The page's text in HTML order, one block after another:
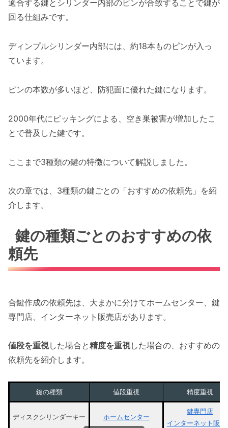
適合する鍵とシリンダー内部のピンが合致することで鍵が
回る仕組みです。
ディンプルシリンダー内部には、約18本ものピンが入っ
ています。
ピンの本数が多いほど、防犯面に優れた鍵になります。
2000年代にピッキングによる、空き巣被害が増加したこ
とで普及した鍵です。
ここまで3種類の鍵の特徴について解説しました。
次の章では、3種類の鍵ごとの「おすすめの依頼先」を紹
介します。
鍵の種類ごとのおすすめの依
頼先
合鍵作成の依頼先は、大まかに分けてホームセンター、鍵
専門店、インターネット販売店があります。
値段を重視した場合と精度を重視した場合の、おすすめの
依頼先を紹介します。
鍵の種類 値段重視 精度重視
ディスクシリンダーキー ホームセンター
鍵専門店
インターネット販売